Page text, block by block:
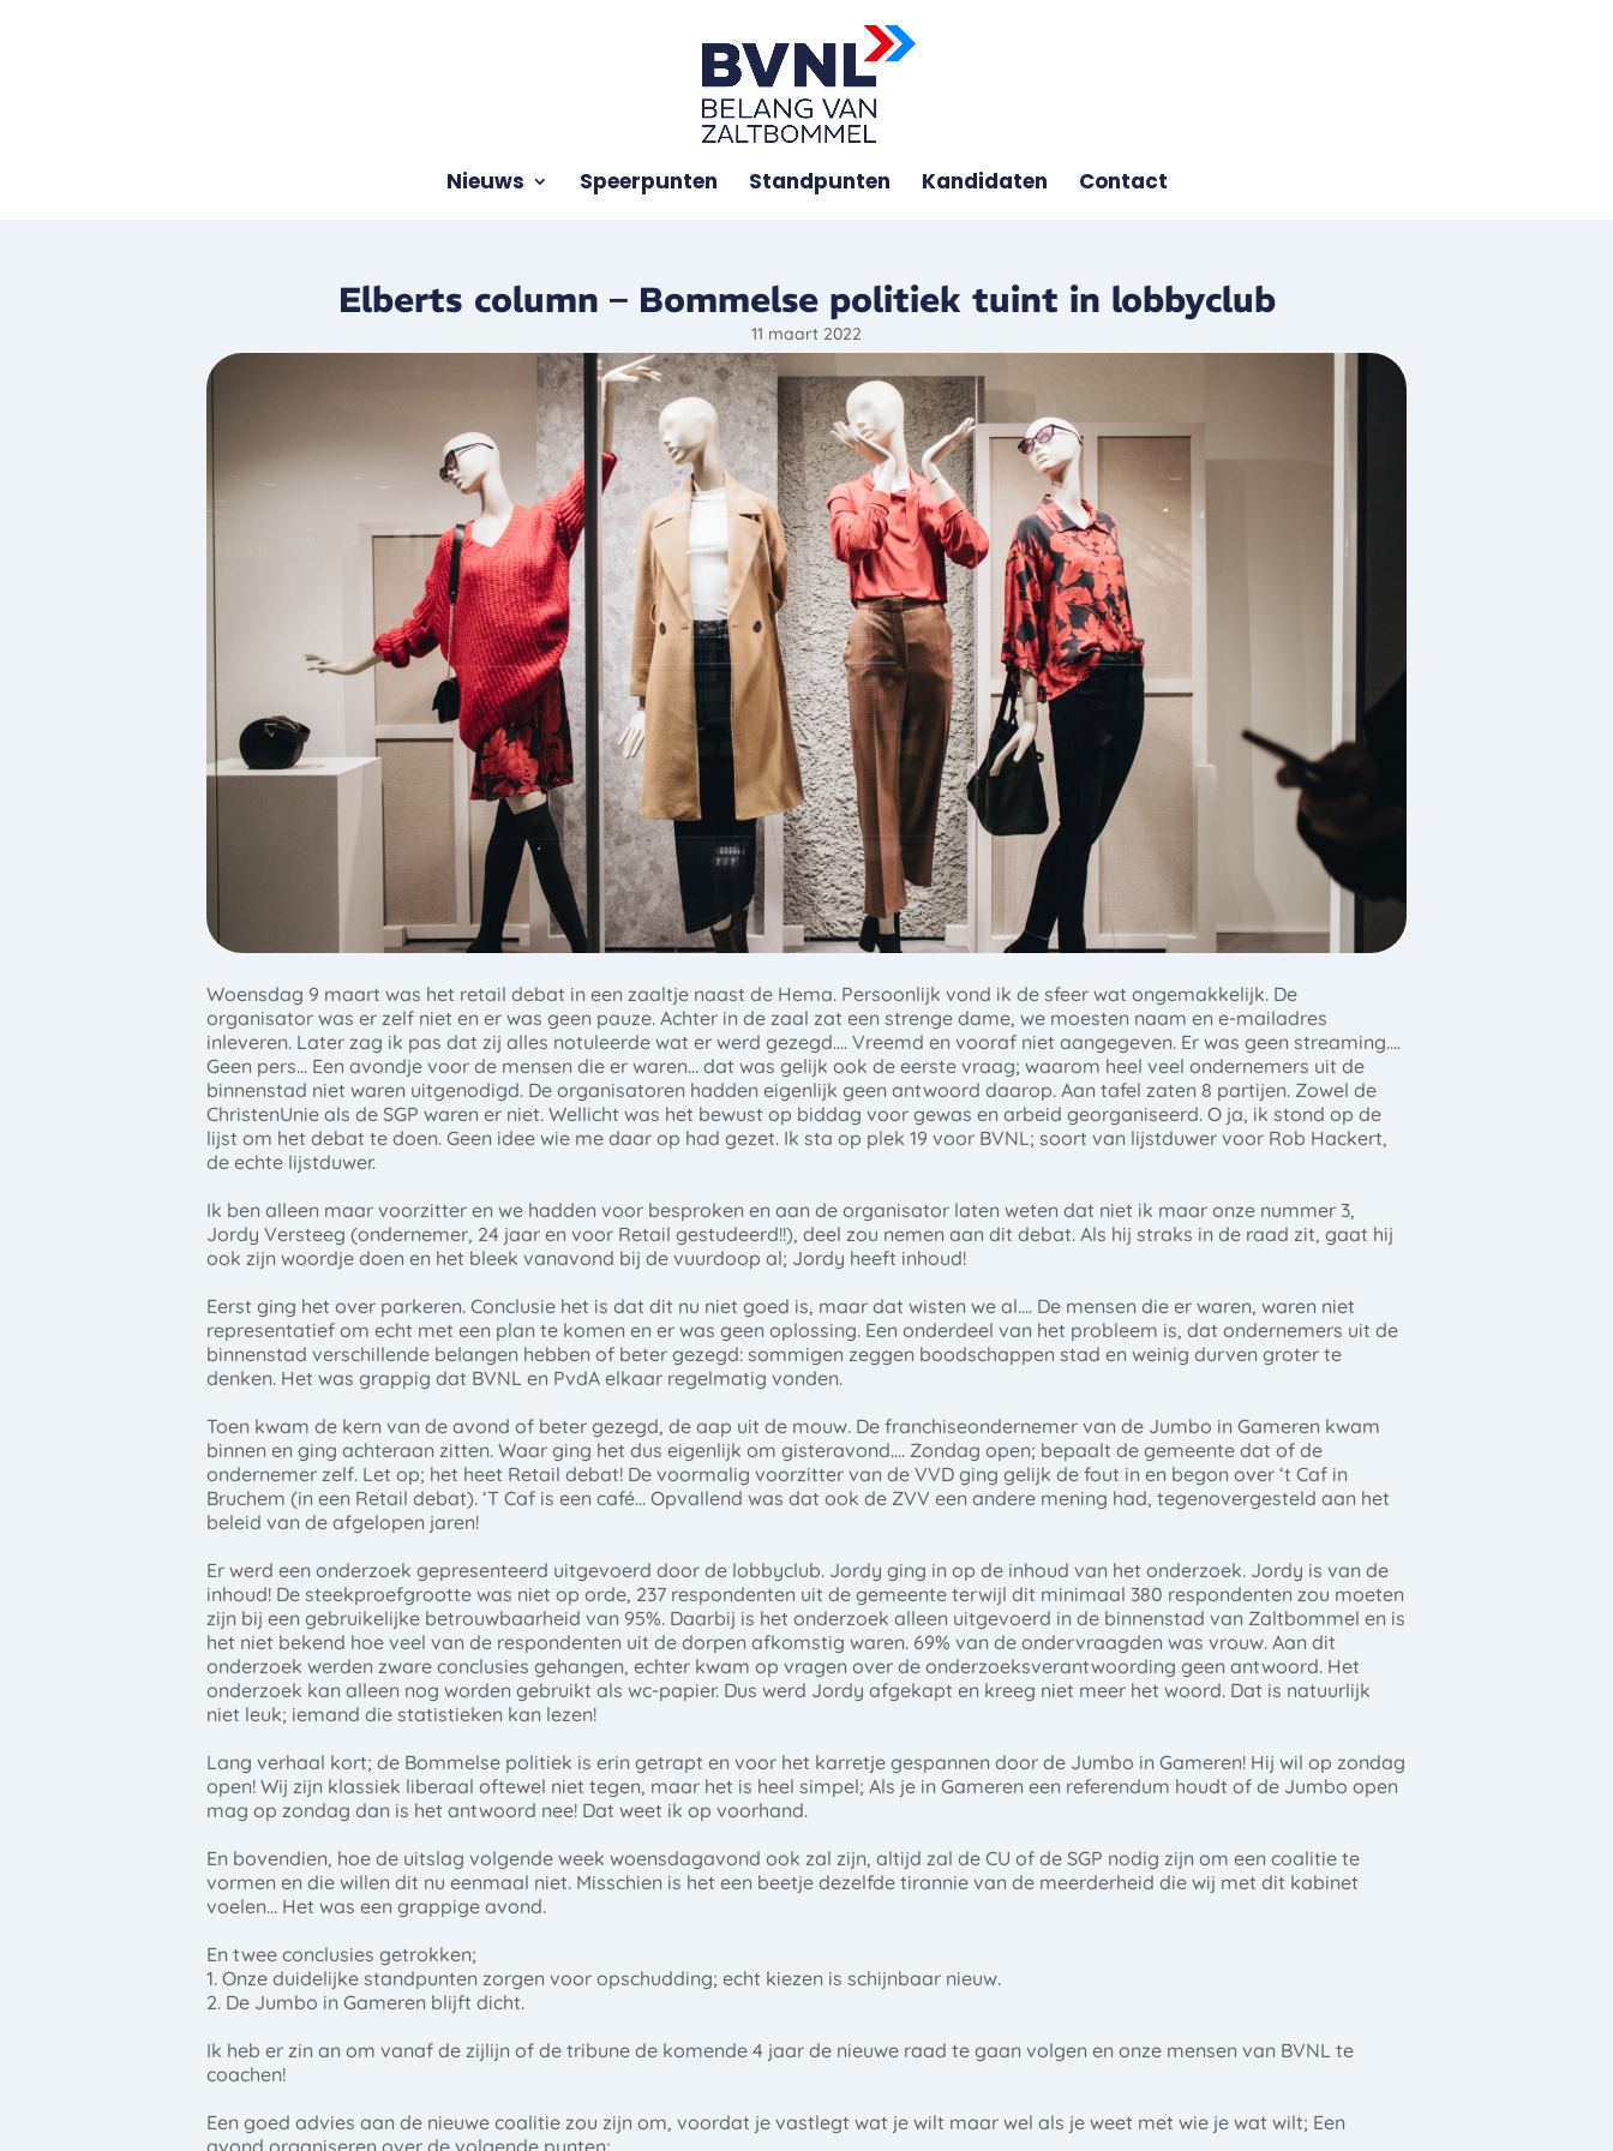
Nieuws Speerpunten Standpunten Kandidaten Contact
Elberts column – Bommelse politiek tuint in lobbyclub
11 maart 2022
Woensdag 9 maart was het retail debat in een zaaltje naast de Hema. Persoonlijk vond ik de sfeer wat ongemakkelijk. De
organisator was er zelf niet en er was geen pauze. Achter in de zaal zat een strenge dame, we moesten naam en e-mailadres
inleveren. Later zag ik pas dat zij alles notuleerde wat er werd gezegd…. Vreemd en vooraf niet aangegeven. Er was geen streaming….
Geen pers… Een avondje voor de mensen die er waren… dat was gelijk ook de eerste vraag; waarom heel veel ondernemers uit de
binnenstad niet waren uitgenodigd. De organisatoren hadden eigenlijk geen antwoord daarop. Aan tafel zaten 8 partijen. Zowel de
ChristenUnie als de SGP waren er niet. Wellicht was het bewust op biddag voor gewas en arbeid georganiseerd. O ja, ik stond op de
lijst om het debat te doen. Geen idee wie me daar op had gezet. Ik sta op plek 19 voor BVNL; soort van lijstduwer voor Rob Hackert,
de echte lijstduwer.
Ik ben alleen maar voorzitter en we hadden voor besproken en aan de organisator laten weten dat niet ik maar onze nummer 3,
Jordy Versteeg (ondernemer, 24 jaar en voor Retail gestudeerd!!), deel zou nemen aan dit debat. Als hij straks in de raad zit, gaat hij
ook zijn woordje doen en het bleek vanavond bij de vuurdoop al; Jordy heeft inhoud!
Eerst ging het over parkeren. Conclusie het is dat dit nu niet goed is, maar dat wisten we al…. De mensen die er waren, waren niet
representatief om echt met een plan te komen en er was geen oplossing. Een onderdeel van het probleem is, dat ondernemers uit de
binnenstad verschillende belangen hebben of beter gezegd: sommigen zeggen boodschappen stad en weinig durven groter te
denken. Het was grappig dat BVNL en PvdA elkaar regelmatig vonden.
Toen kwam de kern van de avond of beter gezegd, de aap uit de mouw. De franchiseondernemer van de Jumbo in Gameren kwam
binnen en ging achteraan zitten. Waar ging het dus eigenlijk om gisteravond…. Zondag open; bepaalt de gemeente dat of de
ondernemer zelf. Let op; het heet Retail debat! De voormalig voorzitter van de VVD ging gelijk de fout in en begon over ‘t Caf in
Bruchem (in een Retail debat). ‘T Caf is een café… Opvallend was dat ook de ZVV een andere mening had, tegenovergesteld aan het
beleid van de afgelopen jaren!
Er werd een onderzoek gepresenteerd uitgevoerd door de lobbyclub. Jordy ging in op de inhoud van het onderzoek. Jordy is van de
inhoud! De steekproefgrootte was niet op orde, 237 respondenten uit de gemeente terwijl dit minimaal 380 respondenten zou moeten
zijn bij een gebruikelijke betrouwbaarheid van 95%. Daarbij is het onderzoek alleen uitgevoerd in de binnenstad van Zaltbommel en is
het niet bekend hoe veel van de respondenten uit de dorpen afkomstig waren. 69% van de ondervraagden was vrouw. Aan dit
onderzoek werden zware conclusies gehangen, echter kwam op vragen over de onderzoeksverantwoording geen antwoord. Het
onderzoek kan alleen nog worden gebruikt als wc-papier. Dus werd Jordy afgekapt en kreeg niet meer het woord. Dat is natuurlijk
niet leuk; iemand die statistieken kan lezen!
Lang verhaal kort; de Bommelse politiek is erin getrapt en voor het karretje gespannen door de Jumbo in Gameren! Hij wil op zondag
open! Wij zijn klassiek liberaal oftewel niet tegen, maar het is heel simpel; Als je in Gameren een referendum houdt of de Jumbo open
mag op zondag dan is het antwoord nee! Dat weet ik op voorhand.
En bovendien, hoe de uitslag volgende week woensdagavond ook zal zijn, altijd zal de CU of de SGP nodig zijn om een coalitie te
vormen en die willen dit nu eenmaal niet. Misschien is het een beetje dezelfde tirannie van de meerderheid die wij met dit kabinet
voelen… Het was een grappige avond.
En twee conclusies getrokken;
1. Onze duidelijke standpunten zorgen voor opschudding; echt kiezen is schijnbaar nieuw.
2. De Jumbo in Gameren blijft dicht.
Ik heb er zin an om vanaf de zijlijn of de tribune de komende 4 jaar de nieuwe raad te gaan volgen en onze mensen van BVNL te
coachen!
Een goed advies aan de nieuwe coalitie zou zijn om, voordat je vastlegt wat je wilt maar wel als je weet met wie je wat wilt; Een
avond organiseren over de volgende punten;